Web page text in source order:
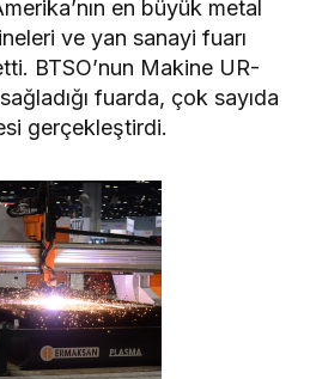
en büyük metal
ve yan sanayi fuarı
BTSO’nun Makine UR-
fuarda, çok sayıda
gerçekleştirdi.